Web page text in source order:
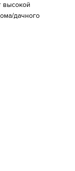
высокой
дачного